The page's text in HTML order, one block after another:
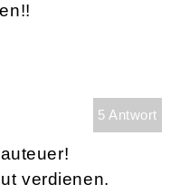
5 Antwort
verdienen.